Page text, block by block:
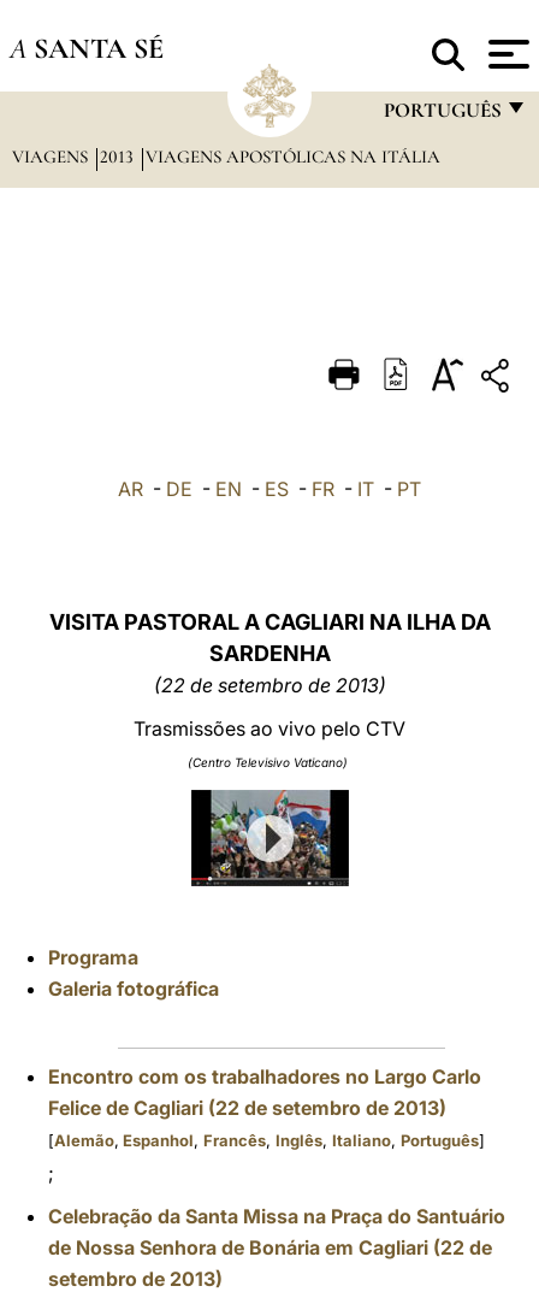
A SANTA SÉ
PORTUGUÊS
FRANÇAIS
DEUTSCH
العربيّة
VIAGENS 2013 VIAGENS APOSTÓLICAS NA ITÁLIA
AR - DE - EN - ES - FR - IT - PT
VISITA PASTORAL A CAGLIARI NA ILHA DA
SARDENHA
(22 de setembro de 2013)
Trasmissões ao vivo pelo CTV
(Centro Televisivo Vaticano)
Programa
Galeria fotográfica
Encontro com os trabalhadores no Largo Carlo
Felice de Cagliari (22 de setembro de 2013)
[Alemão, Espanhol, Francês, Inglês, Italiano, Português]
;
Celebração da Santa Missa na Praça do Santuário
de Nossa Senhora de Bonária em Cagliari (22 de
setembro de 2013)